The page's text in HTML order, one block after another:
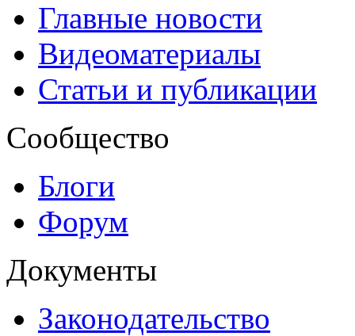
Главные новости
Видеоматериалы
Статьи и публикации
Сообщество
Блоги
Форум
Документы
Законодательство